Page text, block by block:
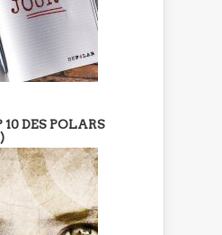
10 DES POLARS